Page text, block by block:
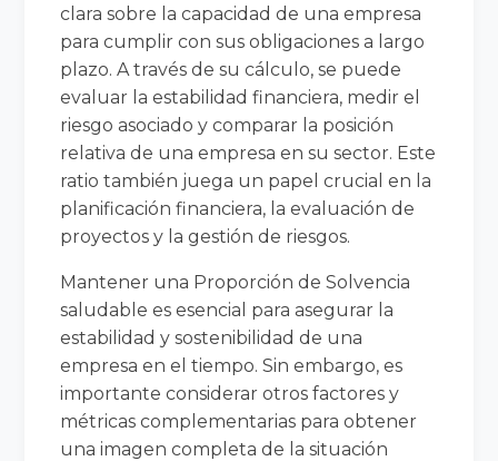
clara sobre la capacidad de una empresa
para cumplir con sus obligaciones a largo
plazo. A través de su cálculo, se puede
evaluar la estabilidad financiera, medir el
riesgo asociado y comparar la posición
relativa de una empresa en su sector. Este
ratio también juega un papel crucial en la
planificación financiera, la evaluación de
proyectos y la gestión de riesgos.
Mantener una Proporción de Solvencia
saludable es esencial para asegurar la
estabilidad y sostenibilidad de una
empresa en el tiempo. Sin embargo, es
importante considerar otros factores y
métricas complementarias para obtener
una imagen completa de la situación